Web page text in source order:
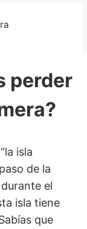
perder
isla
de la
el
isla tiene
que